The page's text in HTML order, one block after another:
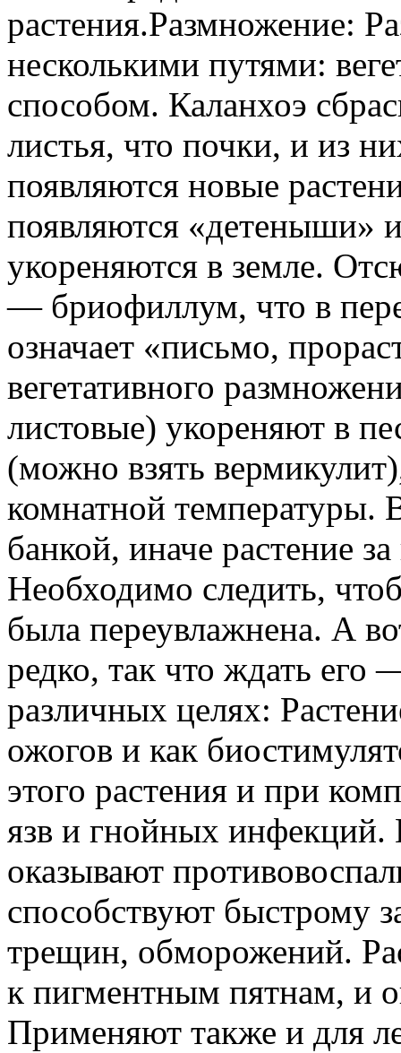
растения.Размножение:
несколькими путями:
способом. Каланхоэ
листья, что почки, и из
появляются новые
появляются «детеныши»
укореняются в земле.
— бриофиллум, что в
означает «письмо,
вегетативного
листовые) укореняют в
(можно взять
комнатной температуры.
банкой, иначе растение
Необходимо следить,
была переувлажнена. А
редко, так что ждать его
различных целях:
ожогов и как
этого растения и при
язв и гнойных инфекций.
оказывают
способствуют быстрому
трещин, обморожений.
к пигментным пятнам, и
Применяют также и для